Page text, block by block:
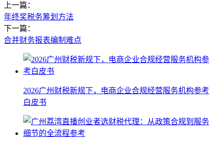
上一篇：
年终奖税务筹划方法
下一篇：
合并财务报表编制难点
2026广州财税新规下，电商企业合规经营服务机构参考
白皮书